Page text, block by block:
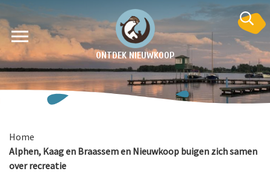
ONTDEK NIEUWKOOP
Home
Alphen, Kaag en Braassem en Nieuwkoop buigen zich samen
over recreatie